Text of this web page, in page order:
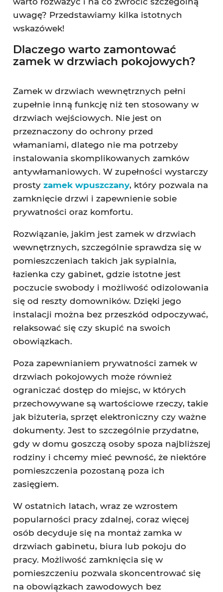
uwagę? Przedstawiamy kilka istotnych
wskazówek!
Dlaczego warto zamontować
zamek w drzwiach pokojowych?
Zamek w drzwiach wewnętrznych pełni
zupełnie inną funkcję niż ten stosowany w
drzwiach wejściowych. Nie jest on
przeznaczony do ochrony przed
włamaniami, dlatego nie ma potrzeby
instalowania skomplikowanych zamków
antywłamaniowych. W zupełności wystarczy
prosty zamek wpuszczany, który pozwala na
zamknięcie drzwi i zapewnienie sobie
prywatności oraz komfortu.
Rozwiązanie, jakim jest zamek w drzwiach
wewnętrznych, szczególnie sprawdza się w
pomieszczeniach takich jak sypialnia,
łazienka czy gabinet, gdzie istotne jest
poczucie swobody i możliwość odizolowania
się od reszty domowników. Dzięki jego
instalacji można bez przeszkód odpoczywać,
relaksować się czy skupić na swoich
obowiązkach.
Poza zapewnianiem prywatności zamek w
drzwiach pokojowych może również
ograniczać dostęp do miejsc, w których
przechowywane są wartościowe rzeczy, takie
jak biżuteria, sprzęt elektroniczny czy ważne
dokumenty. Jest to szczególnie przydatne,
gdy w domu goszczą osoby spoza najbliższej
rodziny i chcemy mieć pewność, że niektóre
pomieszczenia pozostaną poza ich
zasięgiem.
W ostatnich latach, wraz ze wzrostem
popularności pracy zdalnej, coraz więcej
osób decyduje się na montaż zamka w
drzwiach gabinetu, biura lub pokoju do
pracy. Możliwość zamknięcia się w
pomieszczeniu pozwala skoncentrować się
na obowiązkach zawodowych bez